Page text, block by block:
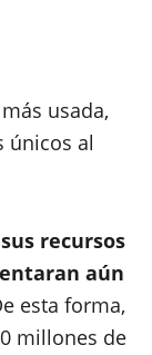
usada,
únicos al
recursos
aún
esta forma,
millones de